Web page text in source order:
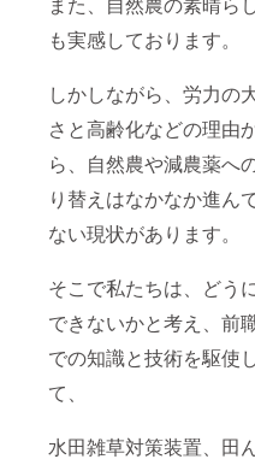
も実感しております。
しかしながら、労力の
さと高齢化などの理由
ら、自然農や減農薬へ
り替えはなかなか進ん
ない現状があります。
そこで私たちは、どう
できないかと考え、前
での知識と技術を駆使
て、
水田雑草対策装置、田